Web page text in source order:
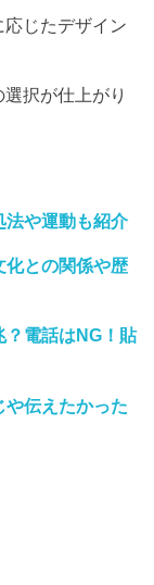
じたデザイン
択が仕上がり
法や運動も紹介
化との関係や歴
電話はNG！貼
や伝えたかった